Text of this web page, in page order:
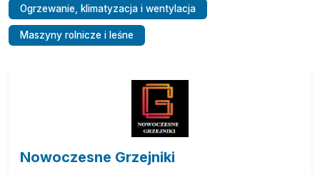
Ogrzewanie, klimatyzacja i wentylacja
Maszyny rolnicze i leśne
Nowoczesne Grzejniki